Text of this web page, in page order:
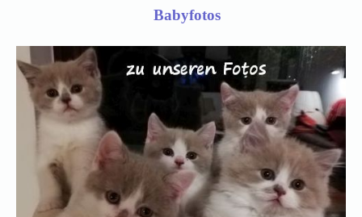
Babyfotos